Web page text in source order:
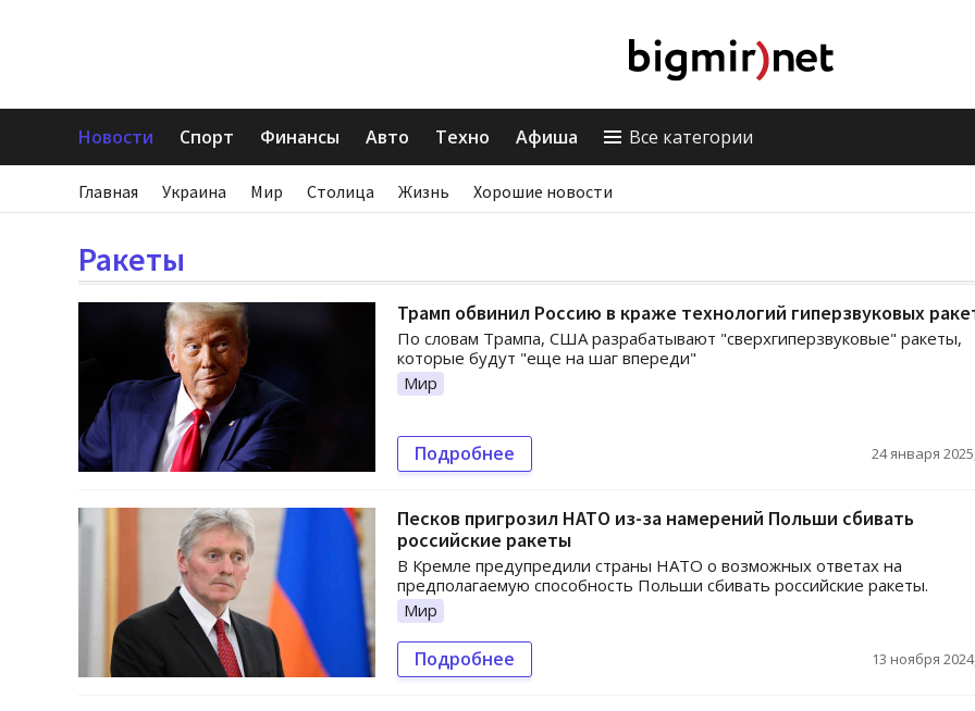
Новости Спорт Финансы Авто Техно Афиша Все категории
Главная Украина Мир Столица Жизнь Хорошие новости
Ракеты
Трамп обвинил Россию в краже технологий гиперзвуковых
По словам Трампа, США разрабатывают "сверхгиперзвуковые" ракеты,
которые будут "еще на шаг впереди"
Мир
Подробнее 24 января
Песков пригрозил НАТО из-за намерений Польши сбивать
российские ракеты
В Кремле предупредили страны НАТО о возможных ответах на
предполагаемую способность Польши сбивать российские ракеты.
Мир
Подробнее 13 ноября